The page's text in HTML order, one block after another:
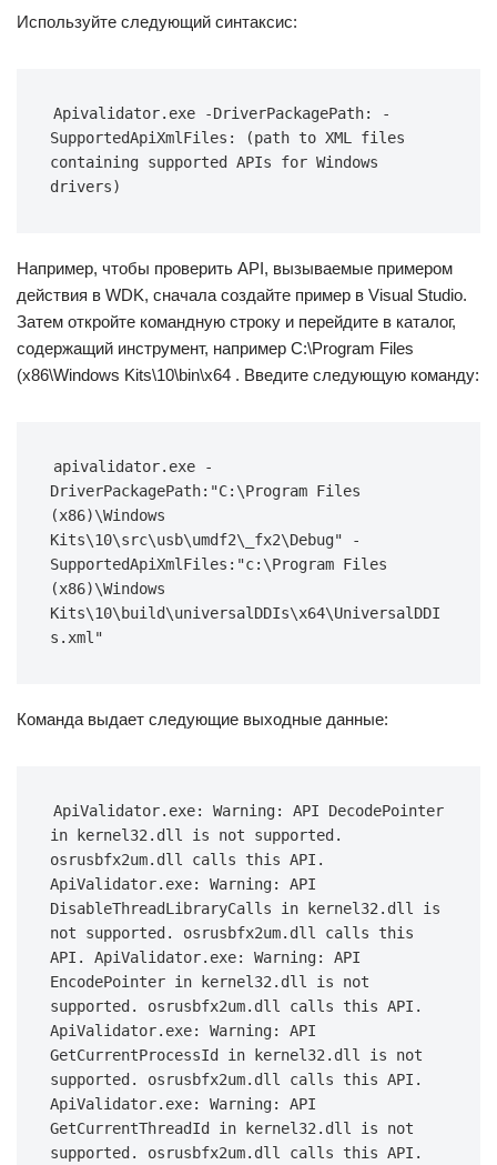
Используйте следующий синтаксис:
Apivalidator.exe -DriverPackagePath: -
SupportedApiXmlFiles: (path to XML files
containing supported APIs for Windows
drivers)
Например, чтобы проверить API, вызываемые примером
действия в WDK, сначала создайте пример в Visual Studio.
Затем откройте командную строку и перейдите в каталог,
содержащий инструмент, например C:\Program Files
(x86\Windows Kits\10\bin\x64 . Введите следующую команду:
apivalidator.exe -
DriverPackagePath:"C:\Program Files
(x86)\Windows
Kits\10\src\usb\umdf2\_fx2\Debug" -
SupportedApiXmlFiles:"c:\Program Files
(x86)\Windows
Kits\10\build\universalDDIs\x64\UniversalDDI
s.xml"
Команда выдает следующие выходные данные:
ApiValidator.exe: Warning: API DecodePointer
in kernel32.dll is not supported.
osrusbfx2um.dll calls this API.
ApiValidator.exe: Warning: API
DisableThreadLibraryCalls in kernel32.dll is
not supported. osrusbfx2um.dll calls this
API. ApiValidator.exe: Warning: API
EncodePointer in kernel32.dll is not
supported. osrusbfx2um.dll calls this API.
ApiValidator.exe: Warning: API
GetCurrentProcessId in kernel32.dll is not
supported. osrusbfx2um.dll calls this API.
ApiValidator.exe: Warning: API
GetCurrentThreadId in kernel32.dll is not
supported. osrusbfx2um.dll calls this API.